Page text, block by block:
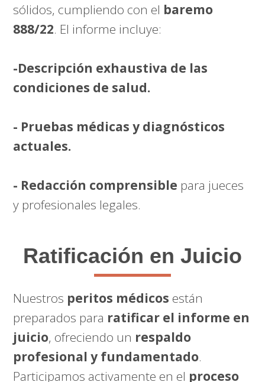
sólidos, cumpliendo con el baremo
888/22. El informe incluye:
-Descripción exhaustiva de las
condiciones de salud.
- Pruebas médicas y diagnósticos
actuales.
- Redacción comprensible para jueces
y profesionales legales.
Ratificación en Juicio
Nuestros peritos médicos están
preparados para ratificar el informe en
juicio, ofreciendo un respaldo
profesional y fundamentado.
Participamos activamente en el proceso